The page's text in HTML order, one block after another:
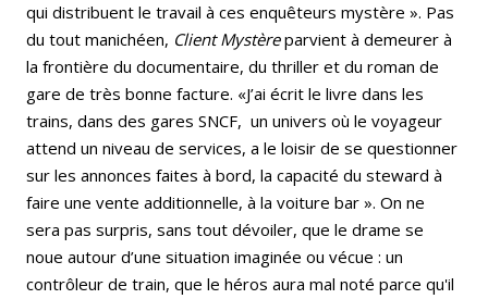
qui distribuent le travail à ces enquêteurs mystère ». Pas
du tout manichéen, Client Mystèreparvient à demeurer à
la frontière du documentaire, du thriller et du roman de
gare de très bonne facture. «J’ai écrit le livre dans les
trains, dans des gares SNCF, un univers où le voyageur
attend un niveau de services, a le loisir de se questionner
sur les annonces faites à bord, la capacité du steward à
faire une vente additionnelle, à la voiture bar ». On ne
sera pas surpris, sans tout dévoiler, que le drame se
noue autour d’une situation imaginée ou vécue : un
contrôleur de train, que le héros aura mal noté parce qu'il